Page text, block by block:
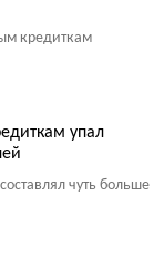
кредиткам
упал
чуть больше